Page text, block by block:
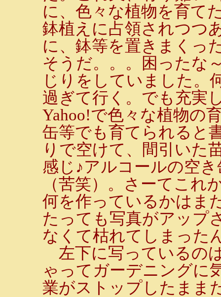
に、色々な植物を育て
鉢植えに占領されつつ
に、鉢等を置きまくっ
そうだ。。。困ったな
じりをしていました。
過ぎて行く。でも充実
Yahoo!で色々な植物の
缶等でも育てられると
りで空けて、間引いた
感じ♪アルコールの空
（苦笑）。さーてこれ
何を作っているかはま
たっても写真がアップ
なくて枯れてしまった
左下に写っているの
ゃってガーデニングに
業がストップしたまま